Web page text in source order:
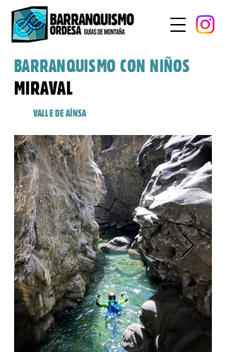
BARRANQUISMO CON NIÑOS
MIRAVAL
VALLE DE AÍNSA